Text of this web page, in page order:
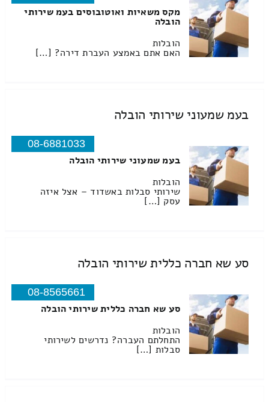
מקס משאיות ואוטובוסים בעמ שירותי
הובלה
הובלות
האם אתם באמצע העברת דירה? […]
בעמ שמעוני שירותי הובלה
08-6881033
בעמ שמעוני שירותי הובלה
הובלות
שירותי סבלות באשדוד – אצל איזה
עסק […]
סע שא חברה כללית שירותי הובלה
08-8565661
סע שא חברה כללית שירותי הובלה
הובלות
התחלתם העברה? נדרשים לשירותי
סבלות […]